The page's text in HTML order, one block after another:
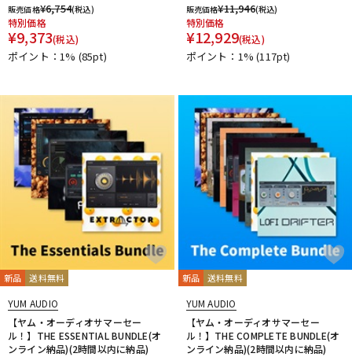
販売価格¥6,754(税込)
特別価格
¥9,373(税込)
ポイント：1% (85pt)
販売価格¥11,946(税込)
特別価格
¥12,929(税込)
ポイント：1%(117pt)
新品 送料無料
YUM AUDIO
【ヤム・オーディオサマーセー
ル！】THE ESSENTIAL BUNDLE(オ
ンライン納品)(2時間以内に納品)
新品 送料無料
YUM AUDIO
【ヤム・オーディオサマーセー
ル！】THE COMPLETE BUNDLE(オ
ンライン納品)(2時間以内に納品)